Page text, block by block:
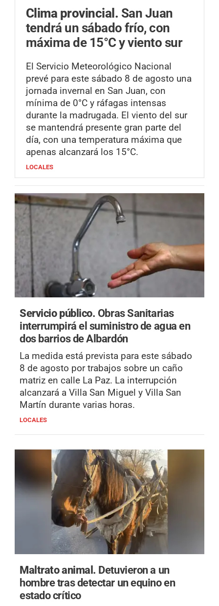
Clima provincial. San Juan
tendrá un sábado frío, con
máxima de 15°C y viento sur
El Servicio Meteorológico Nacional
prevé para este sábado 8 de agosto una
jornada invernal en San Juan, con
mínima de 0°C y ráfagas intensas
durante la madrugada. El viento del sur
se mantendrá presente gran parte del
día, con una temperatura máxima que
apenas alcanzará los 15°C.
LOCALES
Servicio público. Obras Sanitarias
interrumpirá el suministro de agua en
dos barrios de Albardón
La medida está prevista para este sábado
8 de agosto por trabajos sobre un caño
matriz en calle La Paz. La interrupción
alcanzará a Villa San Miguel y Villa San
Martín durante varias horas.
LOCALES
Maltrato animal. Detuvieron a un
hombre tras detectar un equino en
estado crítico